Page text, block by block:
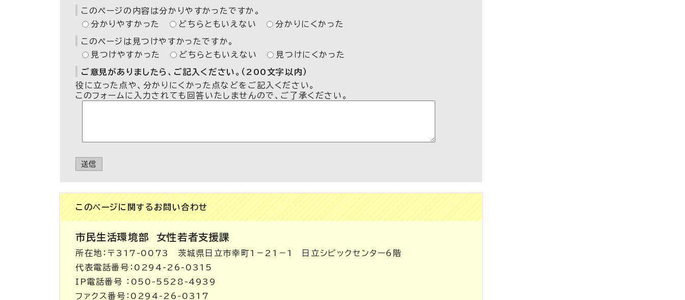
このページの内容は分かりやすかったですか。
分かりやすかった
どちらともいえない 分かりにくかった
このページは見つけやすかったですか。
見つけやすかった
どちらともいえない 見つけにくかった
ご意見がありましたら、ご記入ください。（200文字以内）
役に立った点や、分かりにくかった点などをご記入ください。
このフォームに入力されても回答いたしませんので、ご了承ください。
送信
このページに関する お問い合わせ
市民生活環境部 女性若者支援課
所在地：〒317-0073 茨城県日立市幸町1－21－1 日立シビックセンター6階
代表電話番号：0294-26-0315
IP電話番号 ：050-5528-4939
ファクス番号：0294-26-0317